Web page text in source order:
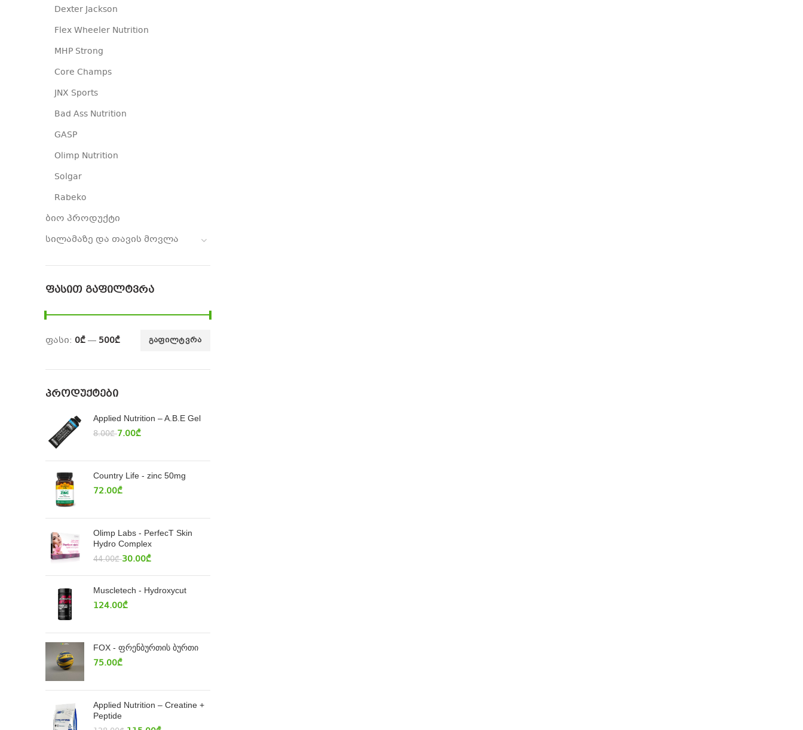
Dexter Jackson
Flex Wheeler Nutrition
MHP Strong
Core Champs
JNX Sports
Bad Ass Nutrition
GASP
Olimp Nutrition
Solgar
Rabeko
ბიო პროდუქტი
სილამაზე და თავის მოვლა
ᲤᲐᲡᲘᲗ ᲒᲐᲤᲘᲚᲢᲕᲠᲐ
ᲒᲐᲤᲘᲚᲢᲕᲠᲐ
ფასი: 0₾— 500₾
ᲞᲠᲝᲓᲣᲥᲢᲔᲑᲘ
Applied Nutrition – A.B.E Gel
8.00₾ 7.00₾
Country Life - zinc 50mg
72.00₾
Olimp Labs - PerfecT Skin
Hydro Complex
44.00₾ 30.00₾
Muscletech - Hydroxycut
124.00₾
FOX - ფრენბურთის ბურთი
75.00₾
Applied Nutrition – Creatine +
Peptide